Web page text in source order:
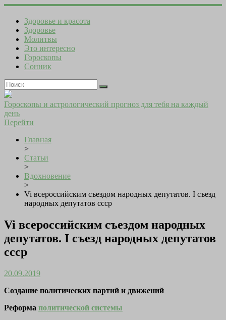
Здоровье и красота
Здоровье
Молитвы
Это интересно
Гороскопы
Сонник
Гороскопы и астрологический прогноз для тебя на каждый
день
Перейти
Главная
>
Статьи
>
Вдохновение
>
Vi всероссийским съездом народных депутатов. I съезд
народных депутатов ссср
Vi всероссийским съездом народных
депутатов. I съезд народных депутатов
ссср
20.09.2019
Создание политических партий и движений
Реформа политической системы